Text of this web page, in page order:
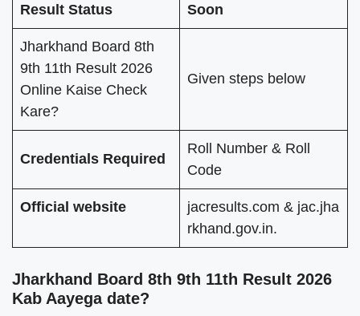
Result Status Soon
Jharkhand Board 8th
9th 11th Result 2026
Online Kaise Check
Kare?
Given steps below
Credentials Required
Roll Number & Roll
Code
Official website
jacresults.com & jac.jha
rkhand.gov.in.
Jharkhand Board 8th 9th 11th Result 2026
Kab Aayega date?